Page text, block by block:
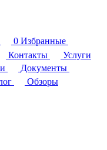
0 Избранные
Контакты
Услуги
Документы
Обзоры